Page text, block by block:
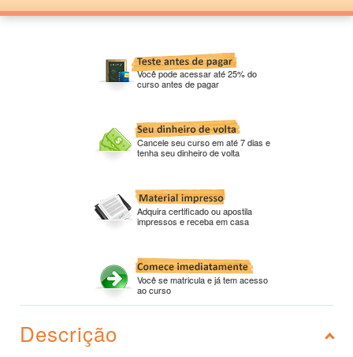
Você pode acessar até 25% do
curso antes de pagar
Cancele seu curso em até 7 dias e
tenha seu dinheiro de volta
Adquira certificado ou apostila
impressos e receba em casa
Você se matricula e já tem acesso
ao curso
Descrição